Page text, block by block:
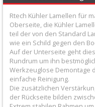
+
Filter
&
Schmierstoffe
Hebel
Rtech Kühler Lamellen für
Oberseite, die Kühler
teil der von den Standard
wie ein Schild gegen den
Auf der Unterseite geht
Rundrum um ihn
Werkzeuglose Demontage
einfache Reinigung.
Die zusätzlichen
der Rückseite bilden